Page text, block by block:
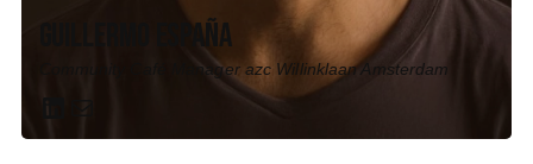
Guillermo España
Community Café Manager azc Willinklaan Amsterdam
LinkedIn